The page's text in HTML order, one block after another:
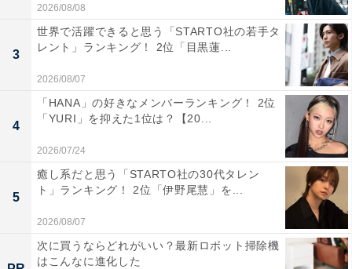
2026/08/08
3
世界で活躍できると思う「STARTO社の若手タ
レント」ランキング！ 2位「目黒蓮...
2026/08/07
4
「HANA」の好きなメンバーランキング！ 2位
「YURI」を抑えた1位は？【20...
2026/07/24
5
癒し系だと思う「STARTO社の30代タレン
ト」ランキング！ 2位「伊野尾慧」を...
2026/08/07
次に買うならどれがいい？最新ロボット掃除機
はこんなに進化した